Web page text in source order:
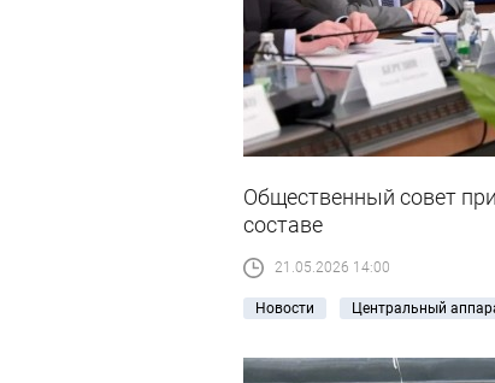
Общественный совет
составе
21.05.2026 14:00
Новости Центральный